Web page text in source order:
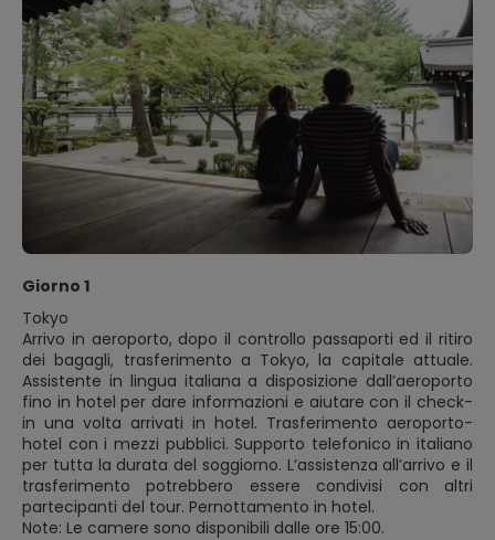
Giorno 1
Tokyo
Arrivo in aeroporto, dopo il controllo passaporti ed il ritiro
dei bagagli, trasferimento a Tokyo, la capitale attuale.
Assistente in lingua italiana a disposizione dall’aeroporto
fino in hotel per dare informazioni e aiutare con il check-
in una volta arrivati in hotel. Trasferimento aeroporto-
hotel con i mezzi pubblici. Supporto telefonico in italiano
per tutta la durata del soggiorno. L’assistenza all’arrivo e il
trasferimento potrebbero essere condivisi con altri
partecipanti del tour. Pernottamento in hotel.
Note: Le camere sono disponibili dalle ore 15:00.